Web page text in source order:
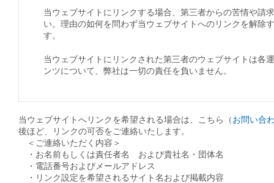
当ウェブサイトにリンクする場合、第三者からの苦情や請
い。理由の如何を問わず当ウェブサイトへのリンクを解除
す。
当ウェブサイトにリンクされた第三者のウェブサイトは各
ンツについて、弊社は一切の責任を負いません。
当ウェブサイトへリンクを希望される場合は、こちら（お問い合
後ほど、リンクの可否をご連絡いたします。
＜ご連絡いただく内容＞
・お名前もしくは責任者名 および貴社名・団体名
・電話番号およびメールアドレス
・リンク設定を希望されるサイト名および掲載内容